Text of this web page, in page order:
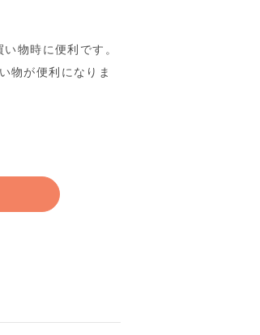
物時に便利です。
物が便利になりま